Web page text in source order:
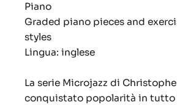
Piano
Graded piano pieces and
styles
Lingua: inglese
La serie Microjazz di
conquistato popolarità in tutto